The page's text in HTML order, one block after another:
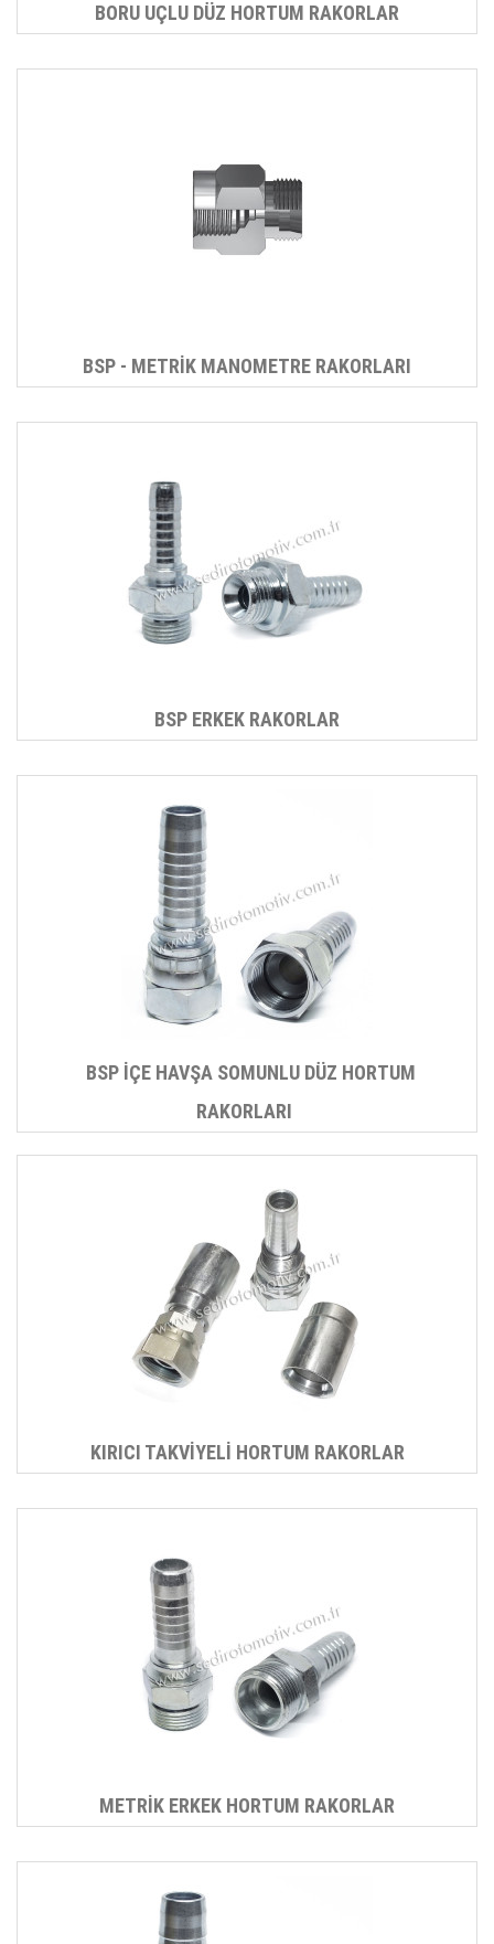
BORU UÇLU DÜZ HORTUM RAKORLAR
BSP - METRİK MANOMETRE RAKORLARI
BSP ERKEK RAKORLAR
BSP İÇE HAVŞA SOMUNLU DÜZ HORTUM
RAKORLARI
KIRICI TAKVİYELİ HORTUM RAKORLAR
METRİK ERKEK HORTUM RAKORLAR